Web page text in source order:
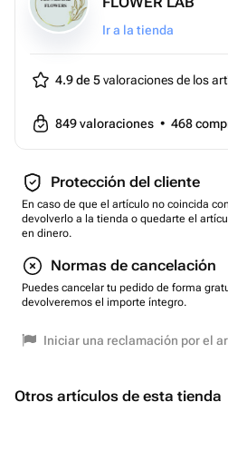
Ir a la tienda
4.9 de 5valoraciones de los
849valoraciones • 468
Protección del cliente
En caso de que el artículo no coincida
devolverlo a la tienda o quedarte el
en dinero.
Normas de cancelación
Puedes cancelar tu pedido de forma
devolveremos el importe íntegro.
Iniciar una reclamación por el
Otros artículos de esta tienda